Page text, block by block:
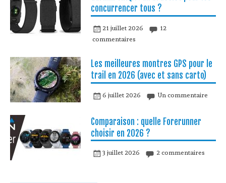
concurrencer tous ?
21 juillet 2026
12
commentaires
Les meilleures montres GPS pour le
trail en 2026 (avec et sans carto)
6 juillet 2026 Un commentaire
Comparaison : quelle Forerunner
choisir en 2026 ?
3 juillet 2026 2 commentaires